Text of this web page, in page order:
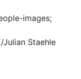
images;
Julian Staehle